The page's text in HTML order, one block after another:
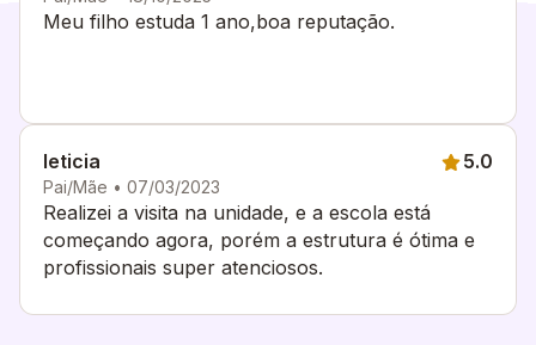
Meu filho estuda 1 ano,boa reputação.
leticia
Pai/Mãe • 07/03/2023
5.0
Realizei a visita na unidade, e a escola está
começando agora, porém a estrutura é ótima e
profissionais super atenciosos.